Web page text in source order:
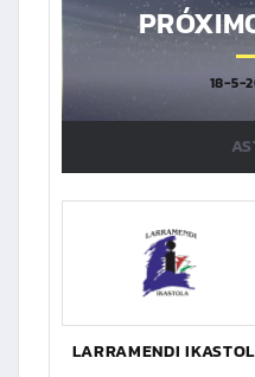
18-5-
LARRAMENDI